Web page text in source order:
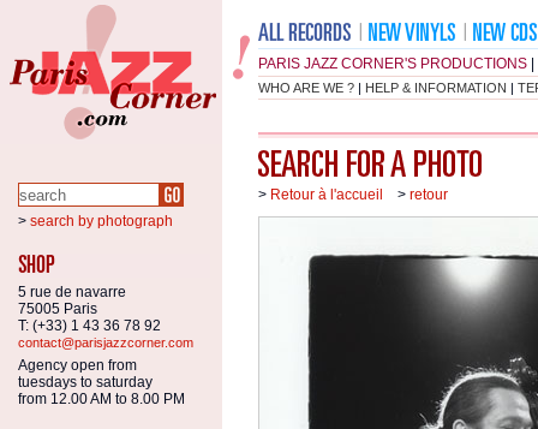
PARIS JAZZ CORNER'S PRODUCTIONS
WHO ARE WE ? | HELP & INFORMATION |
> search by photograph
5 rue de navarre
75005 Paris
T: (+33) 1 43 36 78 92
contact@parisjazzcorner.com
Agency open from
tuesdays to saturday
from 12.00 AM to 8.00 PM
> Retour à l'accueil > retour